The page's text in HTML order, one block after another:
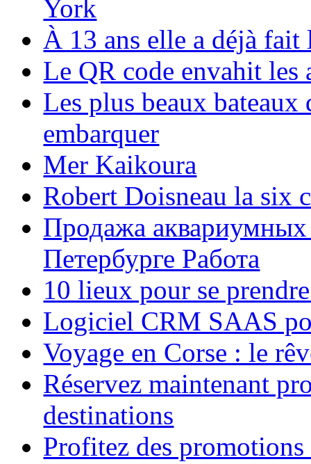
York
À 13 ans elle a déjà
Le QR code envahit les
Les plus beaux bateaux
embarquer
Mer Kaikoura
Robert Doisneau la six
Продажа аквариумных
Петербурге Работа
10 lieux pour se
Logiciel CRM SAAS
Voyage en Corse : le
Réservez maintenant
destinations
Profitez des